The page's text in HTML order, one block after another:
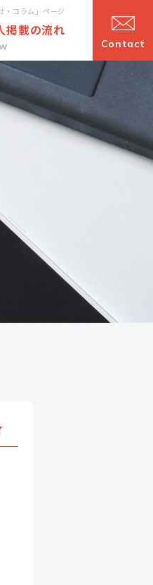
Contact
・コラム」ページ
掲載の流れ